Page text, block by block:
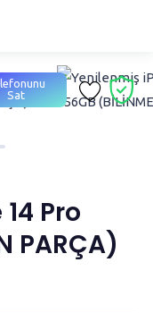
Sat
Pro
PARÇA)